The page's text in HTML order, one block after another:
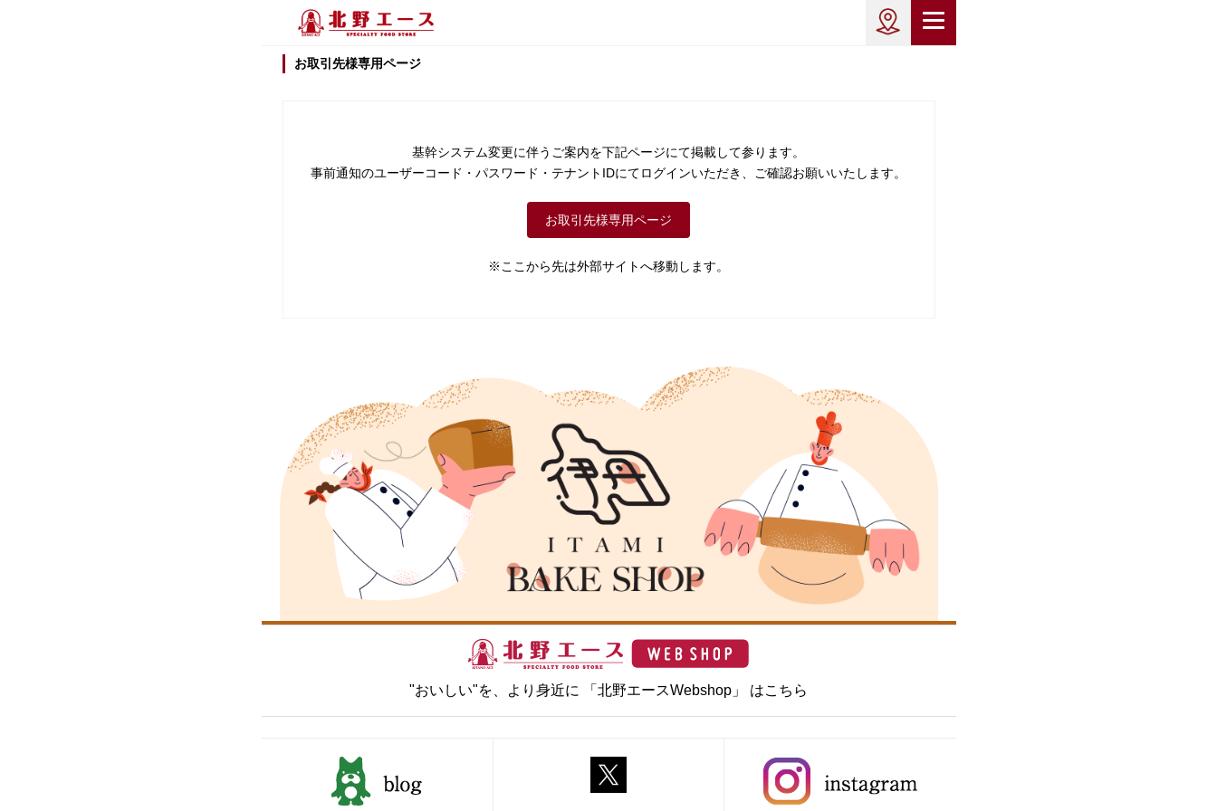
お取引先様専用ページ
基幹システム変更に伴うご案内を下記ページにて掲載して参ります。
事前通知のユーザーコード・パスワード・テナントIDにてログインいただき、ご確認お願いいたします。
お取引先様専用ページ
※ここから先は外部サイトへ移動します。
"おいしい"を、より身近に 「北野エースWebshop」 はこちら